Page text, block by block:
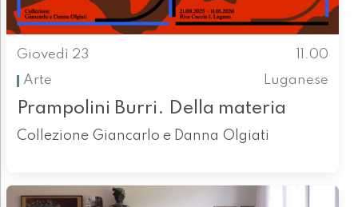
Giovedì 23
11.00
Arte
Luganese
Prampolini Burri. Della materia
Collezione Giancarlo e Danna Olgiati